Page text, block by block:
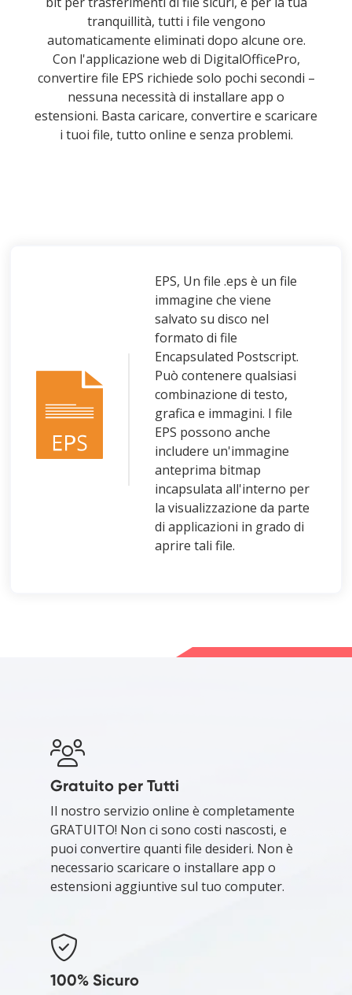
tranquillità, tutti i file vengono
automaticamente eliminati dopo alcune ore.
Con l'applicazione web di DigitalOfficePro,
convertire file EPS richiede solo pochi secondi –
nessuna necessità di installare app o
estensioni. Basta caricare, convertire e scaricare
i tuoi file, tutto online e senza problemi.
EPS, Un file .eps è un file
immagine che viene
salvato su disco nel
formato di file
Encapsulated Postscript.
Può contenere qualsiasi
combinazione di testo,
grafica e immagini. I file
EPS possono anche
includere un'immagine
anteprima bitmap
incapsulata all'interno per
la visualizzazione da parte
di applicazioni in grado di
aprire tali file.
Gratuito per Tutti
Il nostro servizio online è completamente
GRATUITO! Non ci sono costi nascosti, e
puoi convertire quanti file desideri. Non è
necessario scaricare o installare app o
estensioni aggiuntive sul tuo computer.
100% Sicuro